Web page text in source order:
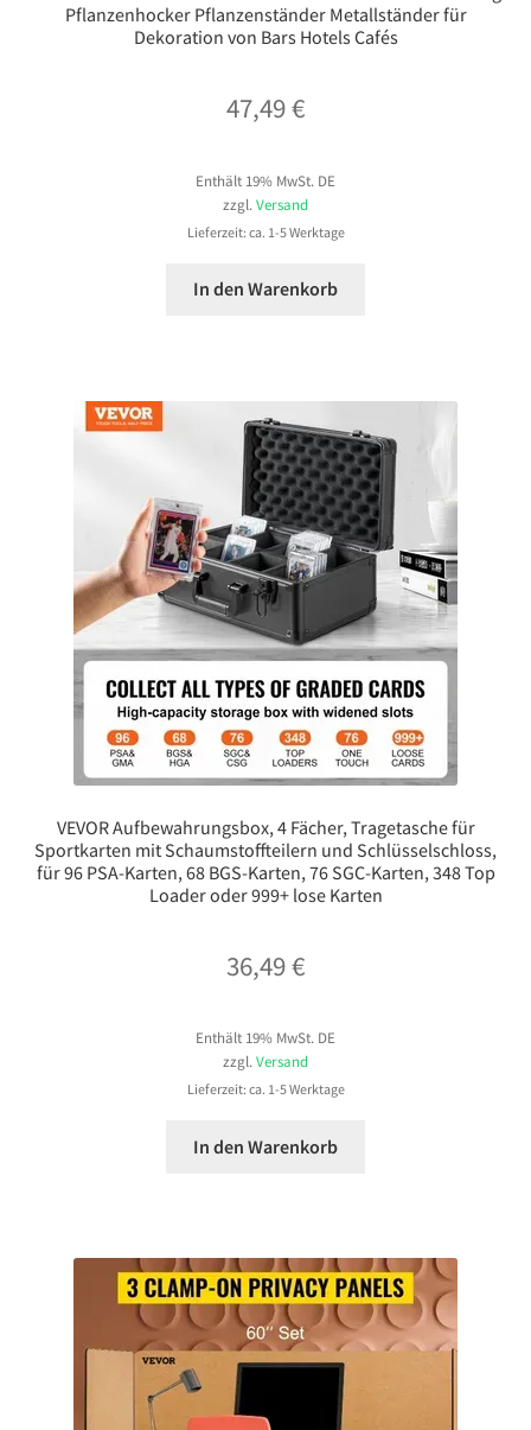
Pflanzenhocker Pflanzenständer Metallständer für
Dekoration von Bars Hotels Cafés
47,49€
Enthält 19% MwSt. DE
zzgl. Versand
Lieferzeit: ca. 1-5 Werktage
In den Warenkorb
VEVOR Aufbewahrungsbox, 4 Fächer, Tragetasche für
Sportkarten mit Schaumstoffteilern und Schlüsselschloss,
für 96 PSA-Karten, 68 BGS-Karten, 76 SGC-Karten, 348 Top
Loader oder 999+ lose Karten
36,49€
Enthält 19% MwSt. DE
zzgl. Versand
Lieferzeit: ca. 1-5 Werktage
In den Warenkorb